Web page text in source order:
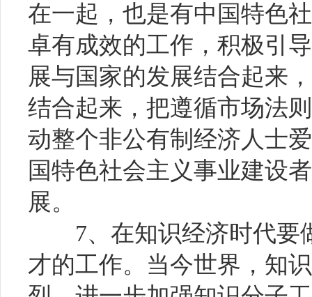
在一起，也是有中国特色
卓有成效的工作，积极引
展与国家的发展结合起来
结合起来，把遵循市场法
动整个非公有制经济人士
国特色社会主义事业建设
展。
7、在知识经济时代要
才的工作。当今世界，知